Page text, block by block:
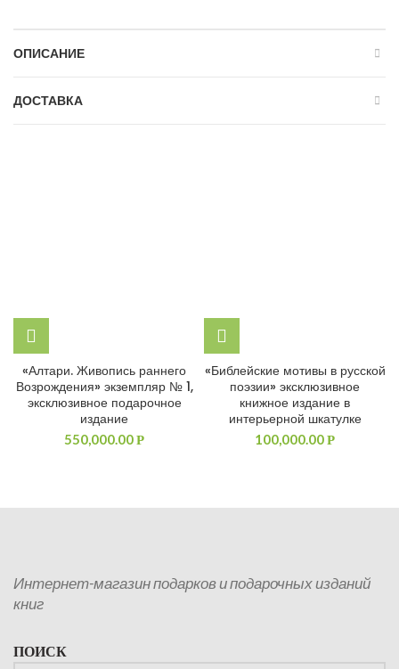
ОПИСАНИЕ
ДОСТАВКА
«Алтари. Живопись раннего
Возрождения» экземпляр № 1,
эксклюзивное подарочное
издание
550,000.00Р
«Библейские мотивы в русской
поэзии» эксклюзивное
книжное издание в
интерьерной шкатулке
100,000.00Р
Интернет-магазин подарков и подарочных изданий
книг
ПОИСК